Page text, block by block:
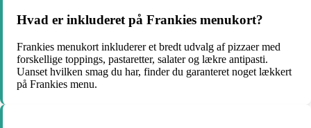
Hvad er inkluderet på Frankies menukort?
Frankies menukort inkluderer et bredt udvalg af pizzaer med
forskellige toppings, pastaretter, salater og lækre antipasti.
Uanset hvilken smag du har, finder du garanteret noget lækkert
på Frankies menu.